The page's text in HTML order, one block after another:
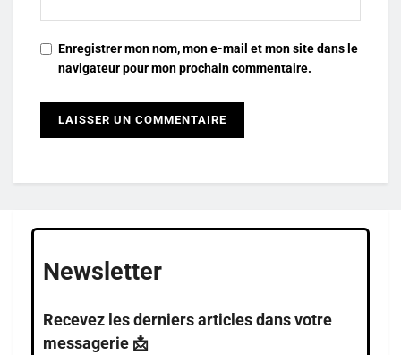
Enregistrer mon nom, mon e-mail et mon site dans le
navigateur pour mon prochain commentaire.
Newsletter
Recevez les derniers articles dans votre
messagerie 📩